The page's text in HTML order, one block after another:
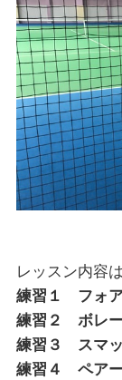
レッスン内容
練習１ フォア
練習２ ボレ
練習３ スマッ
練習４ ペア